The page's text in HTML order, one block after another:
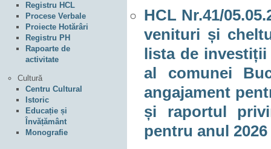
HCL Nr.41/
venituri și
lista de
al comunei
angajament
și raportul
pentru anul 2026
Registru HCL
Procese Verbale
Proiecte Hotărâri
Registru PH
Rapoarte de
activitate
Cultură
Centru Cultural
Istoric
Educație și
Învățământ
Monografie